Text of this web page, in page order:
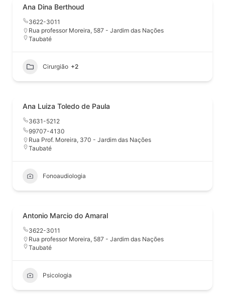
Ana Dina Berthoud
3622-3011
Rua professor Moreira, 587 - Jardim das Nações
Taubaté
Cirurgião +2
Ana Luiza Toledo de Paula
3631-5212
99707-4130
Rua Prof. Moreira, 370 - Jardim das Nações
Taubaté
Fonoaudiologia
Antonio Marcio do Amaral
3622-3011
Rua professor Moreira, 587 - Jardim das Nações
Taubaté
Psicologia